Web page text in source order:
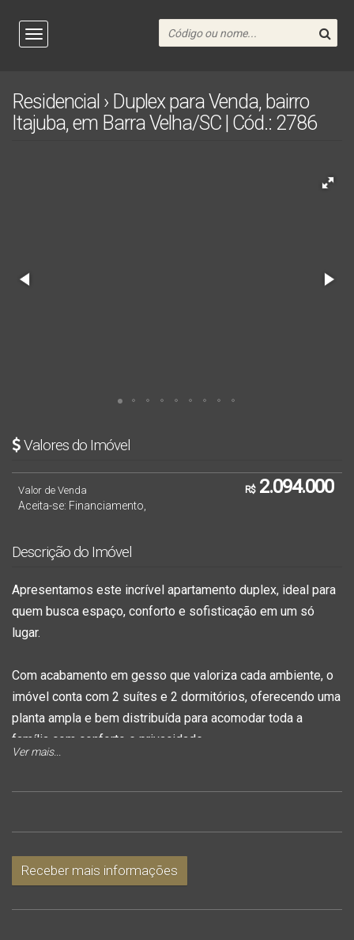
Residencial › Duplex para Venda, bairro
Itajuba, em Barra Velha/SC | Cód.: 2786
Valores do Imóvel
R$2.094.000
Valor de Venda
Aceita-se: Financiamento,
Descrição do Imóvel
Apresentamos este incrível apartamento duplex, ideal para
quem busca espaço, conforto e sofisticação em um só
lugar.
Com acabamento em gesso que valoriza cada ambiente, o
imóvel conta com 2 suítes e 2 dormitórios, oferecendo uma
planta ampla e bem distribuída para acomodar toda a
família com conforto e privacidade.
O imóvel dispõe ainda de garagem, garantindo praticidade e
segurança no dia a dia.
Ver mais...
Receber mais informações